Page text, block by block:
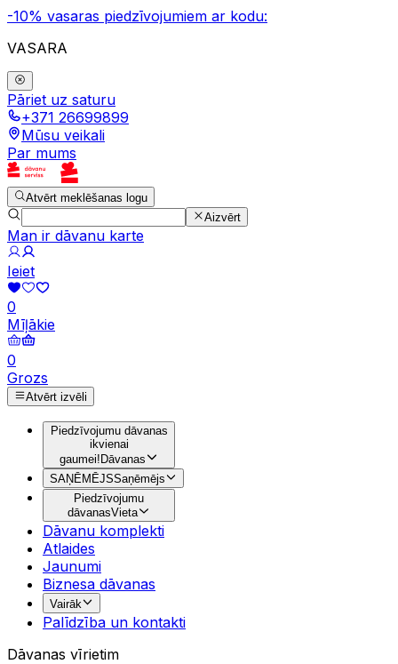
-10% vasaras piedzīvojumiem ar kodu:
VASARA
Pāriet uz saturu
+371 26699899
Mūsu veikali
Par mums
Atvērt meklēšanas logu
Aizvērt
Man ir dāvanu karte
Ieiet
0
Mīļākie
0
Grozs
Atvērt izvēli
Piedzīvojumu dāvanas
ikvienai
gaumei!Dāvanas
SAŅĒMĒJSSaņēmējs
Piedzīvojumu
dāvanasVieta
Dāvanu komplekti
Atlaides
Jaunumi
Biznesa dāvanas
Vairāk
Palīdzība un kontakti
Dāvanas vīrietim